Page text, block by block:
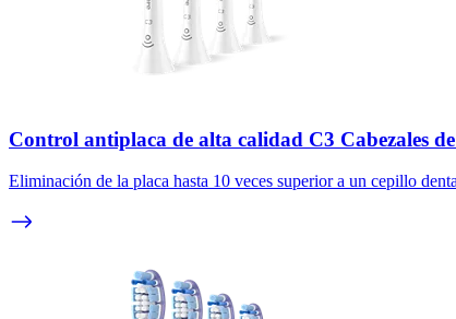
Control antiplaca de alta calidad C3 Cabezales
Eliminación de la placa hasta 10 veces superior a un cepillo